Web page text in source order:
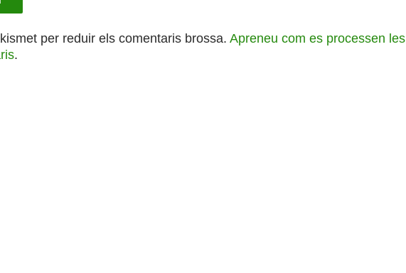
per reduir els comentaris brossa. Apreneu com es processen les
.